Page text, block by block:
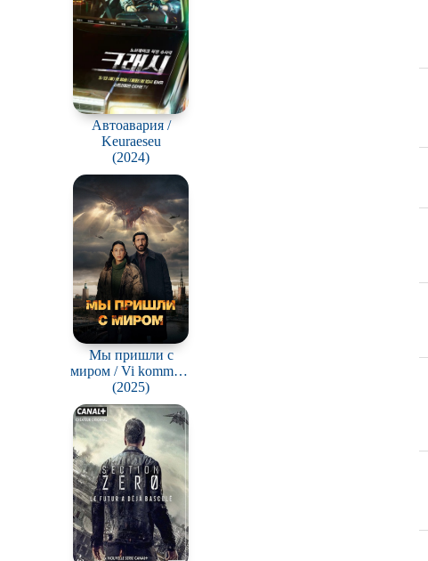
Автоавария /
Keuraeseu
(2024)
Мы пришли с
миром / Vi kommer i
fred
(2025)